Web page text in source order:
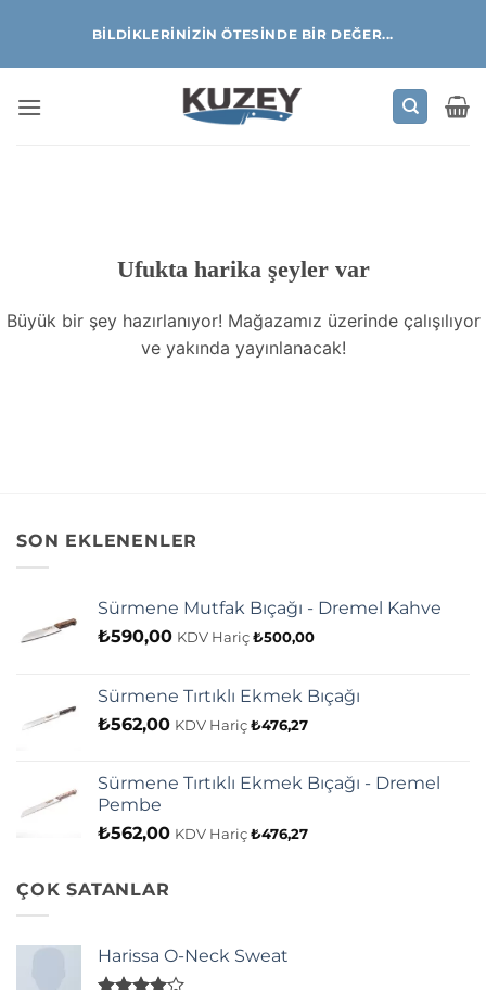
BILDIKLERINIZIN ÖTESINDE BIR DEĞER...
Ufukta harika şeyler var
Büyük bir şey hazırlanıyor! Mağazamız üzerinde çalışılıyor
ve yakında yayınlanacak!
SON EKLENENLER
Sürmene Mutfak Bıçağı - Dremel Kahve
₺590,00 KDV Hariç ₺500,00
Sürmene Tırtıklı Ekmek Bıçağı
₺562,00 KDV Hariç ₺476,27
Sürmene Tırtıklı Ekmek Bıçağı - Dremel
Pembe
₺562,00 KDV Hariç ₺476,27
ÇOK SATANLAR
Harissa O-Neck Sweat